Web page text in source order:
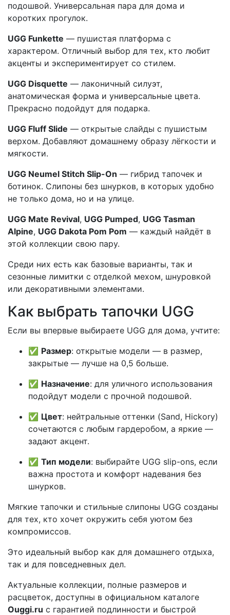
подошвой. Универсальная пара для дома и
коротких прогулок.
UGG Funkette — пушистая платформа с
характером. Отличный выбор для тех, кто любит
акценты и экспериментирует со стилем.
UGG Disquette — лаконичный силуэт,
анатомическая форма и универсальные цвета.
Прекрасно подойдут для подарка.
UGG Fluff Slide — открытые слайды с пушистым
верхом. Добавляют домашнему образу лёгкости и
мягкости.
UGG Neumel Stitch Slip-On — гибрид тапочек и
ботинок. Слипоны без шнурков, в которых удобно
не только дома, но и на улице.
UGG Mate Revival, UGG Pumped, UGG Tasman
Alpine, UGG Dakota Pom Pom — каждый найдёт в
этой коллекции свою пару.
Среди них есть как базовые варианты, так и
сезонные лимитки с отделкой мехом, шнуровкой
или декоративными элементами.
Как выбрать тапочки UGG
Если вы впервые выбираете UGG для дома, учтите:
✅ Размер: открытые модели — в размер,
закрытые — лучше на 0,5 больше.
✅ Назначение: для уличного использования
подойдут модели с прочной подошвой.
✅ Цвет: нейтральные оттенки (Sand, Hickory)
сочетаются с любым гардеробом, а яркие —
задают акцент.
✅ Тип модели: выбирайте UGG slip-ons, если
важна простота и комфорт надевания без
шнурков.
Мягкие тапочки и стильные слипоны UGG созданы
для тех, кто хочет окружить себя уютом без
компромиссов.
Это идеальный выбор как для домашнего отдыха,
так и для повседневных дел.
Актуальные коллекции, полные размеров и
расцветок, доступны в официальном каталоге
Ouggi.ru с гарантией подлинности и быстрой